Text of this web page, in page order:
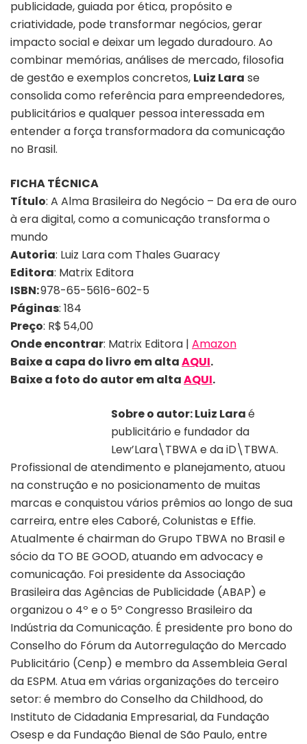
publicidade, guiada por ética, propósito e
criatividade, pode transformar negócios, gerar
impacto social e deixar um legado duradouro. Ao
combinar memórias, análises de mercado, filosofia
de gestão e exemplos concretos, Luiz Lara se
consolida como referência para empreendedores,
publicitários e qualquer pessoa interessada em
entender a força transformadora da comunicação
no Brasil.
FICHA TÉCNICA
Título: A Alma Brasileira do Negócio – Da era de ouro
à era digital, como a comunicação transforma o
mundo
Autoria: Luiz Lara com Thales Guaracy
Editora: Matrix Editora
ISBN:978-65-5616-602-5
Páginas: 184
Preço: R$ 54,00
Onde encontrar: Matrix Editora | Amazon
Baixe a capa do livro em altaAQUI.
Baixe a foto do autor em altaAQUI.
Sobre o autor:Luiz Laraé
publicitário e fundador da
Lew’Lara\TBWA e da iD\TBWA.
Profissional de atendimento e planejamento, atuou
na construção e no posicionamento de muitas
marcas e conquistou vários prêmios ao longo de sua
carreira, entre eles Caboré, Colunistas e Effie.
Atualmente é chairman do Grupo TBWA no Brasil e
sócio da TO BE GOOD, atuando em advocacy e
comunicação. Foi presidente da Associação
Brasileira das Agências de Publicidade (ABAP) e
organizou o 4º e o 5º Congresso Brasileiro da
Indústria da Comunicação. É presidente pro bono do
Conselho do Fórum da Autorregulação do Mercado
Publicitário (Cenp) e membro da Assembleia Geral
da ESPM. Atua em várias organizações do terceiro
setor: é membro do Conselho da Childhood, do
Instituto de Cidadania Empresarial, da Fundação
Osesp e da Fundação Bienal de São Paulo, entre